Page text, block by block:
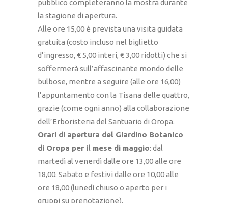
pubblico completeranno la mostra durante
la stagione di apertura.
Alle ore 15,00 è prevista una visita guidata
gratuita (costo incluso nel biglietto
d’ingresso, € 5,00 interi, € 3,00 ridotti) che si
soffermerà sull’affascinante mondo delle
bulbose, mentre a seguire (alle ore 16,00)
l’appuntamento con la Tisana delle quattro,
grazie (come ogni anno) alla collaborazione
dell’Erboristeria del Santuario di Oropa.
Orari di apertura del Giardino Botanico
di Oropa per il mese di maggio: dal
martedì al venerdì dalle ore 13,00 alle ore
18,00. Sabato e festivi dalle ore 10,00 alle
ore 18,00 (lunedì chiuso o aperto per i
gruppi su prenotazione).